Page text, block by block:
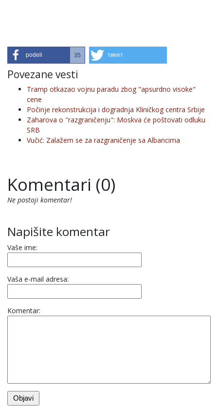
podeli 35 твеет
Povezane vesti
Tramp otkazao vojnu paradu zbog "apsurdno visoke"
cene
Počinje rekonstrukcija i dogradnja Kliničkog centra Srbije
Zaharova o "razgraničenju": Moskva će poštovati odluku
SRB
Vučić: Zalažem se za razgraničenje sa Albancima
Komentari (0)
Ne postoji komentar!
Napišite komentar
Vaše ime:
Vaša e-mail adresa:
Komentar: